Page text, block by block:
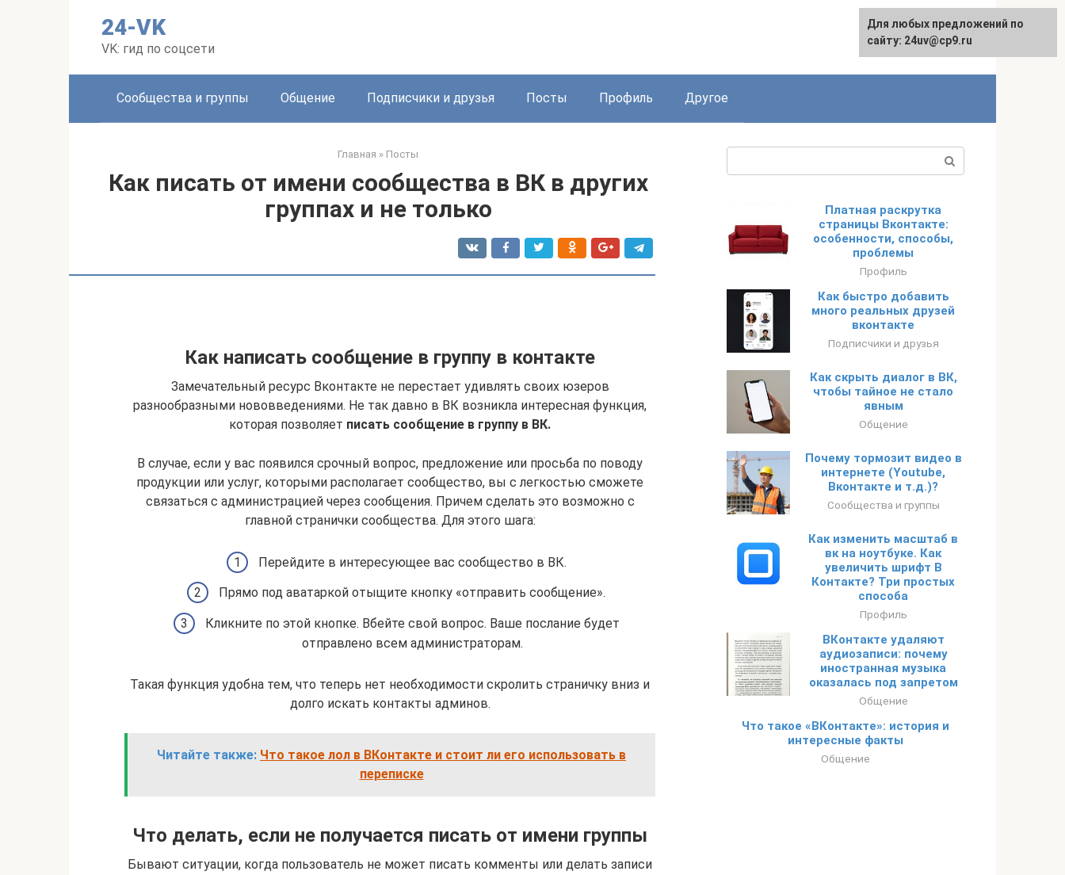
24-VK
VK: гид по соцсети
Сообщества и группы Общение Подписчики и друзья Посты Профиль Другое
Главная » Посты
Как писать от имени сообщества в ВК в других
группах и не только
Как написать сообщение в группу в контакте
Замечательный ресурс Вконтакте не перестает удивлять своих юзеров
разнообразными нововведениями. Не так давно в ВК возникла интересная функция,
которая позволяет писать сообщение в группу в ВК.
В случае, если у вас появился срочный вопрос, предложение или просьба по поводу
продукции или услуг, которыми располагает сообщество, вы с легкостью сможете
связаться с администрацией через сообщения. Причем сделать это возможно с
главной странички сообщества. Для этого шага:
Перейдите в интересующее вас сообщество в ВК.
Прямо под аватаркой отыщите кнопку «отправить сообщение».
Кликните по этой кнопке. Вбейте свой вопрос. Ваше послание будет
отправлено всем администраторам.
Такая функция удобна тем, что теперь нет необходимости скролить страничку вниз и
долго искать контакты админов.
Читайте также: Что такое лол в ВКонтакте и стоит ли его использовать в
переписке
Что делать, если не получается писать от имени группы
Бывают ситуации, когда пользователь не может писать комменты или делать записи
Платная раскрутка
страницы Вконтакте:
особенности, способы,
проблемы
Профиль
Как быстро добавить
много реальных друзей
вконтакте
Подписчики и друзья
Как скрыть диалог в ВК,
чтобы тайное не стало
явным
Общение
Почему тормозит видео в
интернете (Youtube,
Вконтакте и т.д.)?
Сообщества и группы
Как изменить масштаб в
вк на ноутбуке. Как
увеличить шрифт В
Контакте? Три простых
способа
Профиль
ВКонтакте удаляют
аудиозаписи: почему
иностранная музыка
оказалась под запретом
Общение
Что такое «ВКонтакте»: история и
интересные факты
Общение
Для любых предложений по
сайту: 24uv@cp9.ru